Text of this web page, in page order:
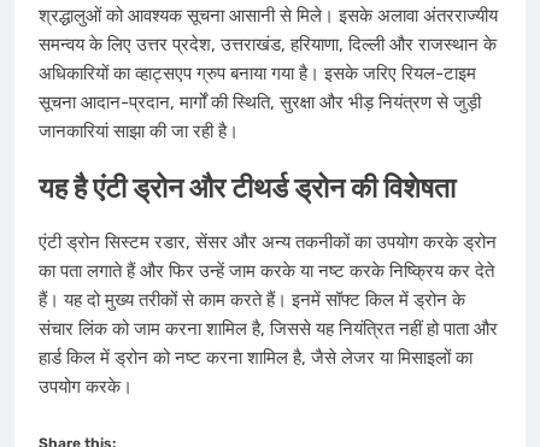
श्रद्धालुओं को आवश्यक सूचना आसानी से मिले। इसके अलावा अंतरराज्यीय
समन्वय के लिए उत्तर प्रदेश, उत्तराखंड, हरियाणा, दिल्ली और राजस्थान के
अधिकारियों का व्हाट्सएप ग्रुप बनाया गया है। इसके जरिए रियल-टाइम
सूचना आदान-प्रदान, मार्गों की स्थिति, सुरक्षा और भीड़ नियंत्रण से जुड़ी
जानकारियां साझा की जा रही है।
यह है एंटी ड्रोन और टीथर्ड ड्रोन की विशेषता
एंटी ड्रोन सिस्टम रडार, सेंसर और अन्य तकनीकों का उपयोग करके ड्रोन
का पता लगाते हैं और फिर उन्हें जाम करके या नष्ट करके निष्क्रिय कर देते
हैं। यह दो मुख्य तरीकों से काम करते हैं। इनमें सॉफ्ट किल में ड्रोन के
संचार लिंक को जाम करना शामिल है, जिससे यह नियंत्रित नहीं हो पाता और
हार्ड किल में ड्रोन को नष्ट करना शामिल है, जैसे लेजर या मिसाइलों का
उपयोग करके।